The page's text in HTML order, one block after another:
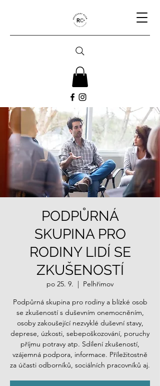
PODPŮRNÁ
SKUPINA PRO
RODINY LIDÍ SE
ZKUŠENOSTÍ
po 25. 9.
  |
Pelhřimov
Podpůrná skupina pro rodiny a blízké osob
se zkušeností s duševním onemocněním,
osoby zakoušející nezvyklé duševní stavy,
deprese, úzkosti, sebepoškozování, poruchy
příjmu potravy atp. Sdílení zkušeností,
vzájemná podpora, informace. Příležitostně
za účasti odborníků, sociálních pracovníků aj.